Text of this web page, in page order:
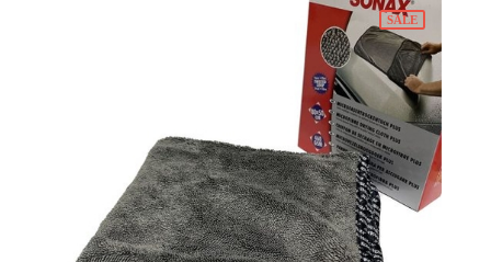
SALE